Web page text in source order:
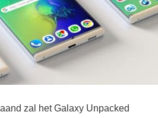
zal het Galaxy Unpacked